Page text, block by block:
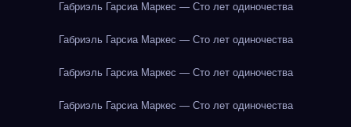
Габриэль Гарсиа Маркес — Сто лет одиночества
Габриэль Гарсиа Маркес — Сто лет одиночества
Габриэль Гарсиа Маркес — Сто лет одиночества
Габриэль Гарсиа Маркес — Сто лет одиночества